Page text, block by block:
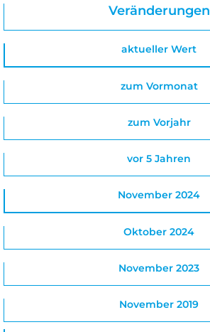
Veränderungen
aktueller Wert
zum Vormonat
zum Vorjahr
vor 5 Jahren
November 2024
Oktober 2024
November 2023
November 2019